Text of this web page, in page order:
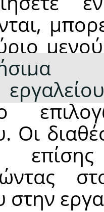
Οι
στην